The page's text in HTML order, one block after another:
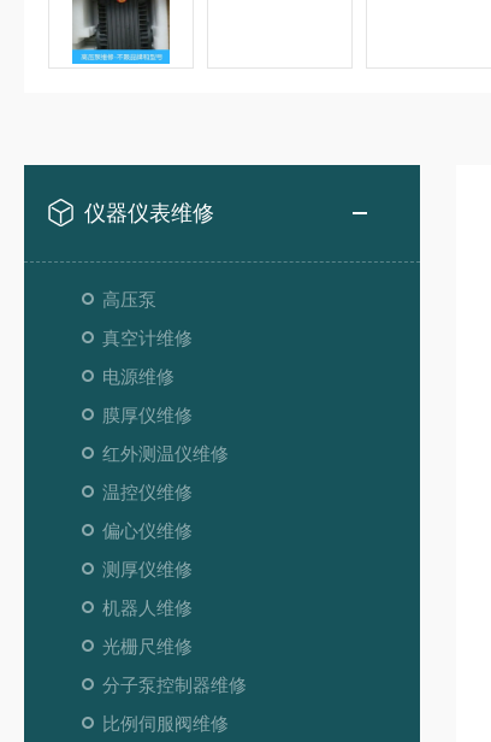
仪器仪表维修
高压泵
真空计维修
电源维修
膜厚仪维修
红外测温仪维修
温控仪维修
偏心仪维修
测厚仪维修
机器人维修
光栅尺维修
分子泵控制器维修
比例伺服阀维修